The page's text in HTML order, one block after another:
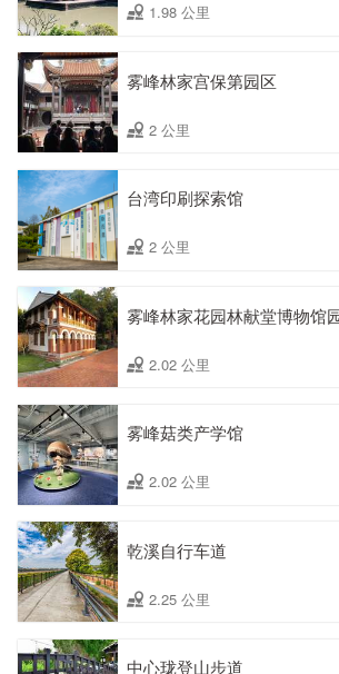
1.98 公里
雾峰林家宫保第园区
2 公里
台湾印刷探索馆
2 公里
雾峰林家花园林献堂博物馆
2.02 公里
雾峰菇类产学馆
2.02 公里
乾溪自行车道
2.25 公里
中心珑登山步道